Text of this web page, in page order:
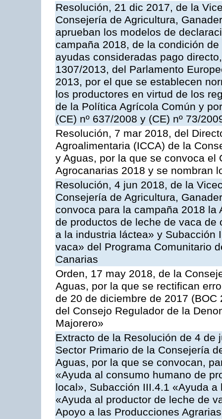
Resolución, 21 dic 2017, de la
Consejería de Agricultura,
aprueban los modelos de
campaña 2018, de la condición
ayudas consideradas pago
1307/2013, del Parlamento
2013, por el que se establecen
los productores en virtud de los
de la Política Agrícola Común y
(CE) nº 637/2008 y (CE) nº 73/
Resolución, 7 mar 2018, del
Agroalimentaria (ICCA) de la
y Aguas, por la que se convoca el
Agrocanarias 2018 y se nombran
Resolución, 4 jun 2018, de la
Consejería de Agricultura,
convoca para la campaña 2018
de productos de leche de vaca
a la industria láctea» y Subacción
vaca» del Programa Comunitario
Canarias
Orden, 17 may 2018, de la
Aguas, por la que se rectifican
de 20 de diciembre de 2017
del Consejo Regulador de la
Majorero»
Extracto de la Resolución de 4
Sector Primario de la Consejería
Aguas, por la que se convocan,
«Ayuda al consumo humano de
local», Subacción III.4.1 «Ayuda
«Ayuda al productor de leche de
Apoyo a las Producciones